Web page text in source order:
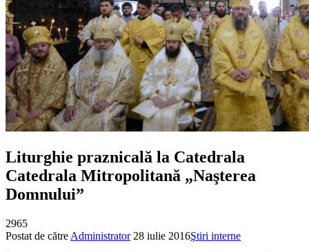
Liturghie praznicală la Catedrala
Catedrala Mitropolitană „Naşterea
Domnului”
2965
Postat de către Administrator 28 iulie 2016Ştiri interne